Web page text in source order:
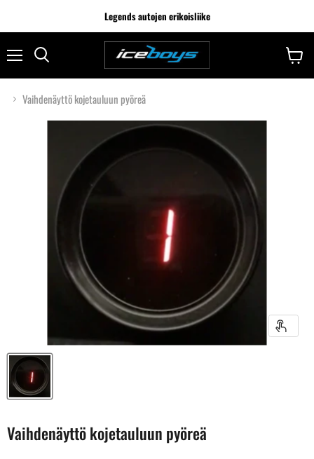
Legends autojen erikoisliike
Vaihdenäyttö kojetauluun pyöreä
Vaihdenäyttö kojetauluun pyöreä